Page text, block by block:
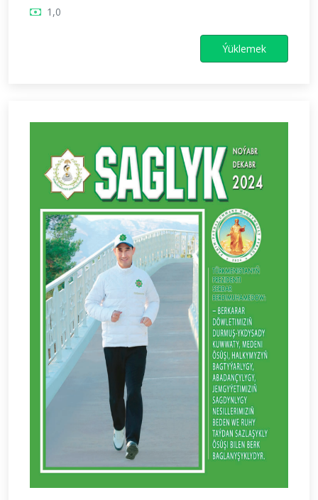
1,0
Ýüklemek